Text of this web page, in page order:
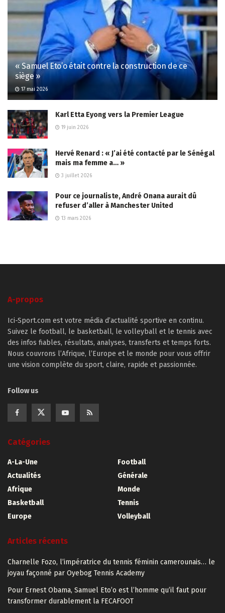
« Samuel Eto’o était contre la construction de ce
siège »
17 mai 2026
Karl Etta Eyong vers la Premier League
19 juin 2026
Hervé Renard : « J’ai été contacté par le Sénégal
mais ma femme a… »
3 juillet 2026
Pour ce journaliste, André Onana aurait dû
refuser d’aller à Manchester United
13 mars 2026
A-propos
Ici-Sport.com est votre média d’actualité sportive en continu.
Suivez le football, le basketball, le volleyball et le tennis avec
des infos fiables, résultats, analyses, transferts et temps forts.
Nous couvrons l’Afrique, l’Europe et le monde pour vous offrir
une vision complète du sport, claire, rapide et passionnée.
Follow us
Catégories
A-La-Une
Actualités
Afrique
Basketball
Europe
Football
Générale
Monde
Tennis
Volleyball
Articles récents
Charnelle Fozo, l’impératrice du tennis féminin camerounais… le
joyau façonné par Oyebog Tennis Academy
Pour Ernest Obama, Samuel Eto’o est l’homme qu’il faut pour
transformer durablement la FECAFOOT